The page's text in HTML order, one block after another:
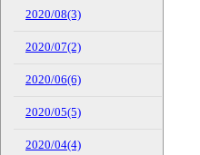
2020/08(3)
2020/07(2)
2020/06(6)
2020/05(5)
2020/04(4)